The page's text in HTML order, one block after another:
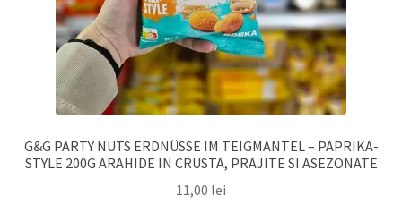
G&G PARTY NUTS ERDNÜSSE IM TEIGMANTEL – PAPRIKA-
STYLE 200G ARAHIDE IN CRUSTA, PRAJITE SI ASEZONATE
11,00 lei